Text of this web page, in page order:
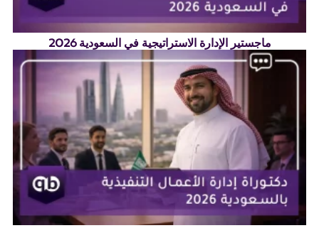
ماجستير الإدارة الاستراتيجية في السعودية 2026